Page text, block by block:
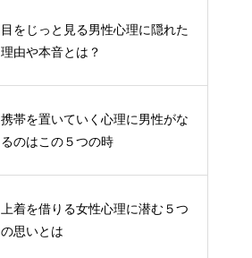
目をじっと見る男性心理に隠れた
理由や本音とは？
携帯を置いていく心理に男性がな
るのはこの５つの時
上着を借りる女性心理に潜む５つ
の思いとは